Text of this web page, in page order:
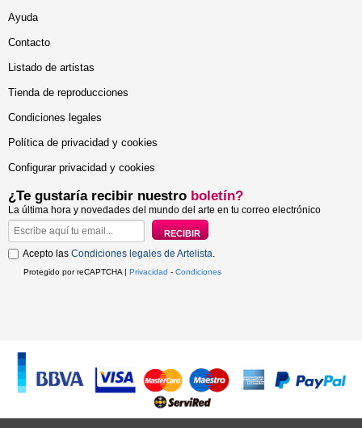
Ayuda
Contacto
Listado de artistas
Tienda de reproducciones
Condiciones legales
Política de privacidad y cookies
Configurar privacidad y cookies
¿Te gustaría recibir nuestro boletín?
La última hora y novedades del mundo del arte en tu correo electrónico
Acepto las Condiciones legales de Artelista
Protegido por reCAPTCHA | Privacidad - Condiciones